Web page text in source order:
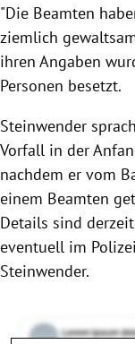
"Die Beamten
ziemlich
ihren Angaben
Personen besetzt.
Steinwender
Vorfall in der
nachdem er vom
einem Beamten
Details sind
eventuell im
Steinwender.